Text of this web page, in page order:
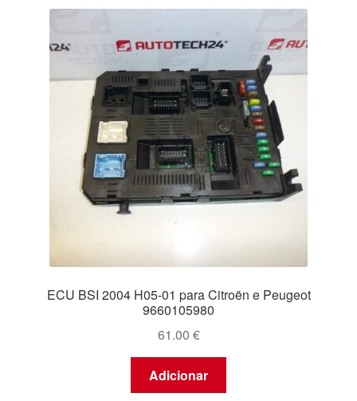
ECU BSI 2004 H05-01 para Citroën e Peugeot
9660105980
61.00 €
Adicionar